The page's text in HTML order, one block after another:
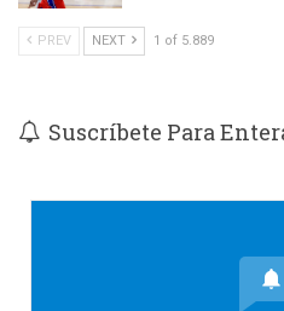
PREV NEXT 1 of 5.889
Suscríbete Para